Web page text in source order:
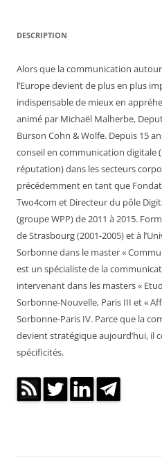
DESCRIPTION
Alors que la communication
l’Europe devient de plus en plus
indispensable de mieux en
animé par Michaël Malherbe,
Burson Cohn & Wolfe. Depuis 15
conseil en communication digitale
réputation) dans les secteurs
précédemment en tant que
Two4com et Directeur du pôle
(groupe WPP) de 2011 à 2015.
de Strasbourg (2001-2005) et à
Sorbonne dans le master «
est un spécialiste de la
intervenant dans les masters «
Sorbonne-Nouvelle, Paris III et «
Sorbonne-Paris IV. Parce que la
devient stratégique aujourd’hui, il
spécificités.